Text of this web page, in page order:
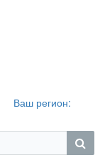
Ваш регион: